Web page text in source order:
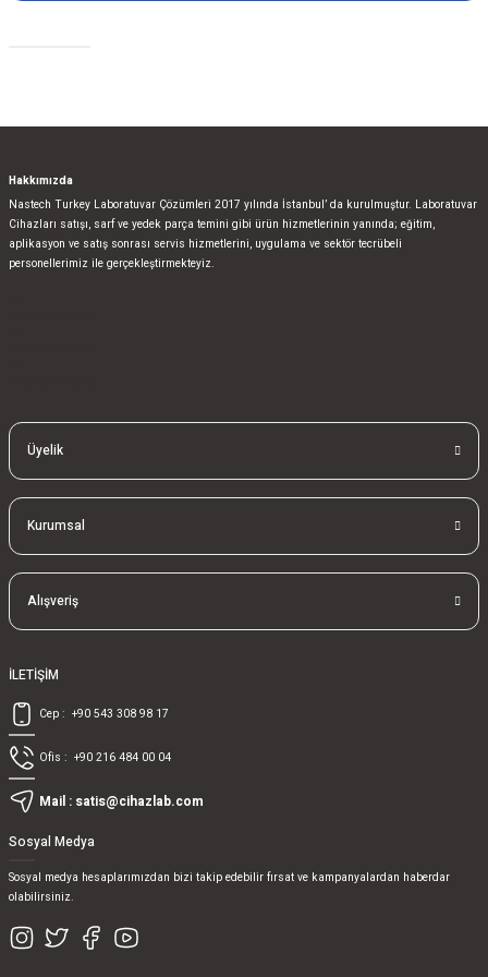
Hakkımızda
Nastech Turkey Laboratuvar Çözümleri 2017 yılında İstanbul’ da kurulmuştur. Laboratuvar
Cihazları satışı, sarf ve yedek parça temini gibi ürün hizmetlerinin yanında; eğitim,
aplikasyon ve satış sonrası servis hizmetlerini, uygulama ve sektör tecrübeli
personellerimiz ile gerçekleştirmekteyiz.
Üyelik
Kurumsal
Alışveriş
İLETİŞİM
Cep : +90 543 308 98 17
Ofis : +90 216 484 00 04
Mail : satis@cihazlab.com
Sosyal Medya
Sosyal medya hesaplarımızdan bizi takip edebilir fırsat ve kampanyalardan haberdar
olabilirsiniz.